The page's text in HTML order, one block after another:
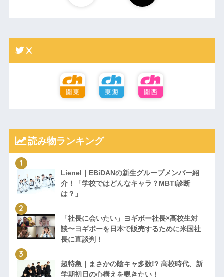
X
読み物ランキング
Lienel｜EBiDANの新生グループメンバー紹
介！「学校ではどんなキャラ？MBTI診断
は？」
「社長に会いたい」ヨギボー社長×高校生対
談〜ヨギボーを日本で販売するために米国社
長に直談判！
超特急｜まさかの陰キャ多数!? 高校時代、新
学期初日の心構えを覗きたい！